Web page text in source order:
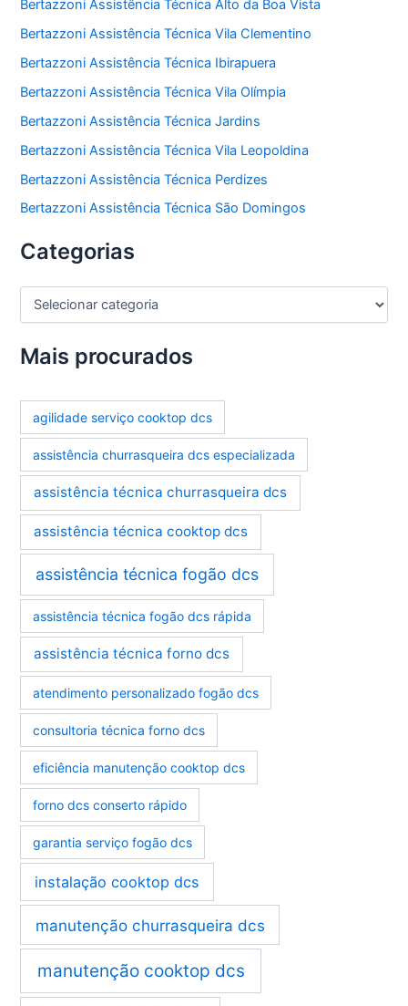
Bertazzoni Assistência Técnica Alto da Boa Vista
Bertazzoni Assistência Técnica Vila Clementino
Bertazzoni Assistência Técnica Ibirapuera
Bertazzoni Assistência Técnica Vila Olímpia
Bertazzoni Assistência Técnica Jardins
Bertazzoni Assistência Técnica Vila Leopoldina
Bertazzoni Assistência Técnica Perdizes
Bertazzoni Assistência Técnica São Domingos
Categorias
C
e
g
r
a
Mais procurados
agilidade serviço cooktop dcs
assistência churrasqueira dcs especializada
assistência técnica churrasqueira dcs
assistência técnica cooktop dcs
assistência técnica fogão dcs
assistência técnica fogão dcs rápida
assistência técnica forno dcs
atendimento personalizado fogão dcs
consultoria técnica forno dcs
eficiência manutenção cooktop dcs
forno dcs conserto rápido
garantia serviço fogão dcs
instalação cooktop dcs
manutenção churrasqueira dcs
manutenção cooktop dcs